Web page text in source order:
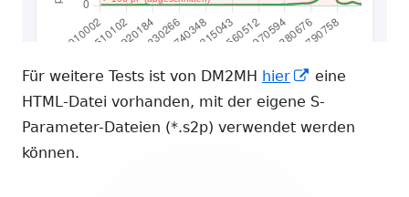
Für weitere Tests ist von DM2MH hier
In
neuem
Fenster
eine
HTML-Datei vorhanden, mit der eigene S-
Parameter-Dateien (*.s2p) verwendet werden
können.